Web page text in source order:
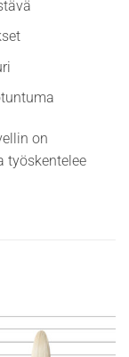
on
työskentelee